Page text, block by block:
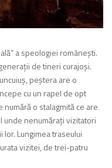
a speologiei româneşti.
de tineri curajoşi.
peştera are o
cu un rapel de opt
o stalagmită ce are
unde nenumăraţi vizitatori
lor. Lungimea traseului
vizitei, de trei-patru